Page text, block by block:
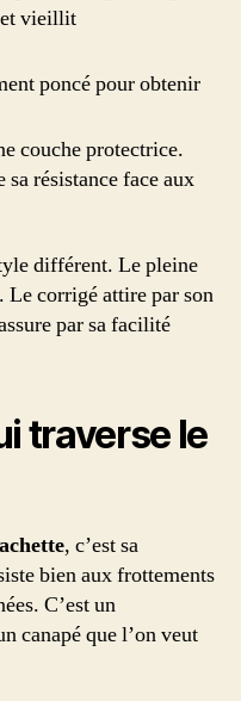
et vieillit
poncé pour obtenir
couche protectrice.
sa résistance face aux
différent. Le pleine
Le corrigé attire par son
par sa facilité
traverse le
, c’est sa
bien aux frottements
C’est un
canapé que l’on veut